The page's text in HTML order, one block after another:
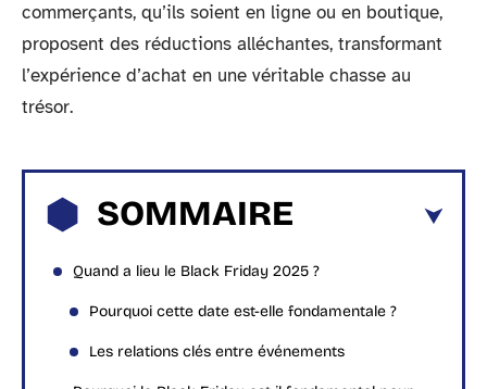
commerçants, qu’ils soient en ligne ou en boutique,
proposent des réductions alléchantes, transformant
l’expérience d’achat en une véritable chasse au
trésor.
SOMMAIRE
Quand a lieu le Black Friday 2025 ?
Pourquoi cette date est-elle fondamentale ?
Les relations clés entre événements